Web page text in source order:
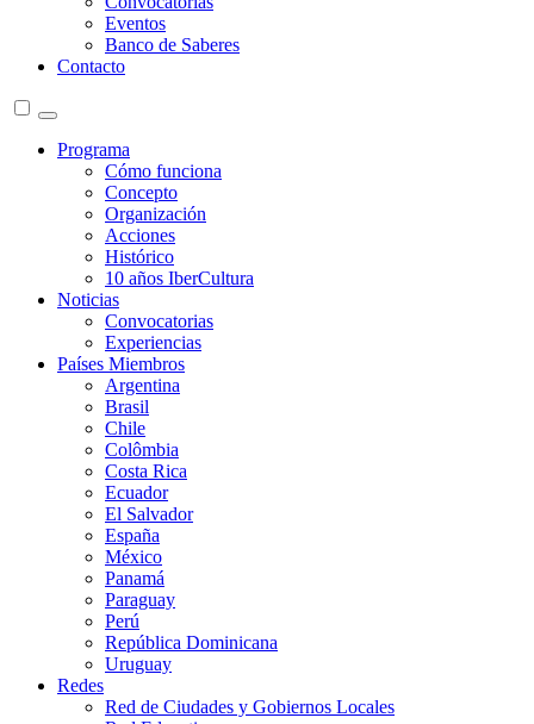
Eventos
Banco de Saberes
Contacto
Programa
Cómo funciona
Concepto
Organización
Acciones
Histórico
10 años IberCultura
Noticias
Convocatorias
Experiencias
Países Miembros
Argentina
Brasil
Chile
Colômbia
Costa Rica
Ecuador
El Salvador
España
México
Panamá
Paraguay
Perú
República Dominicana
Uruguay
Redes
Red de Ciudades y Gobiernos Locales